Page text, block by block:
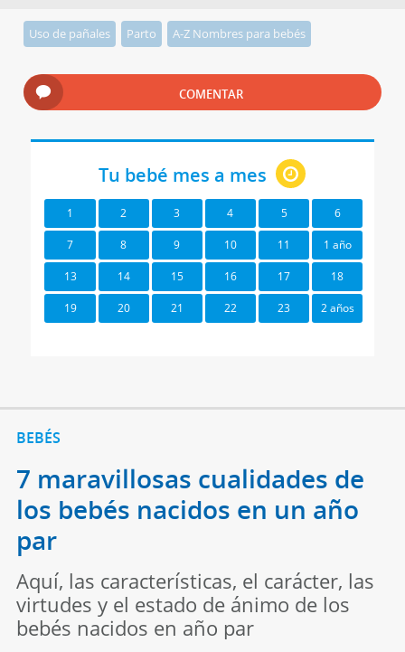
Uso de pañales Parto A-Z Nombres para bebés
COMENTAR
Tu bebé mes a mes
1 2 3 4 5 6
7 8 9 10 11 1 año
13 14 15 16 17 18
19 20 21 22 23 2 años
BEBÉS
7 maravillosas cualidades de
los bebés nacidos en un año
par
Aquí, las características, el carácter, las
virtudes y el estado de ánimo de los
bebés nacidos en año par